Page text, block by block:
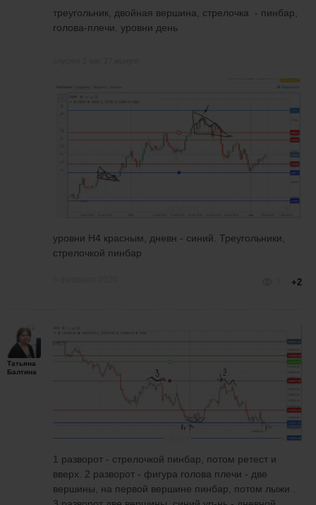
треугольник, двойная вершина, стрелочка - пинбар,
голова-плечи. уровни день
уровни Н4 красным, дневн - синий. Треугольники,
стрелочкой пинбар
+2
Татьяна
Балтина
1 разворот - стрелочкой пинбар, потом ретест и
вверх. 2 разворот - фигура голова плечи - две
вершины, на первой вершине пинбар, потом лыжи .